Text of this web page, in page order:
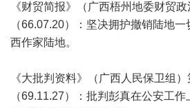
《财贸简报》（广西梧州地委财贸
（66.07.20）：坚决拥护撤销陆地
西作家陆地。
《大批判资料》（广西人民保卫组）
（69.11.27）：批判彭真在公安工